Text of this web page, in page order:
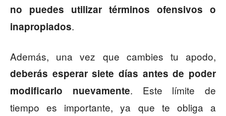
no puedes utilizar términos ofensivos o
inapropiados.
Además, una vez que cambies tu apodo,
deberás esperar siete días antes de poder
modificarlo nuevamente. Este límite de
tiempo es importante, ya que te obliga a